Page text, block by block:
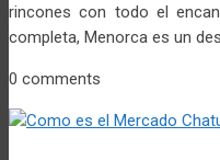
rincones con todo el
completa, Menorca es un
0 comments